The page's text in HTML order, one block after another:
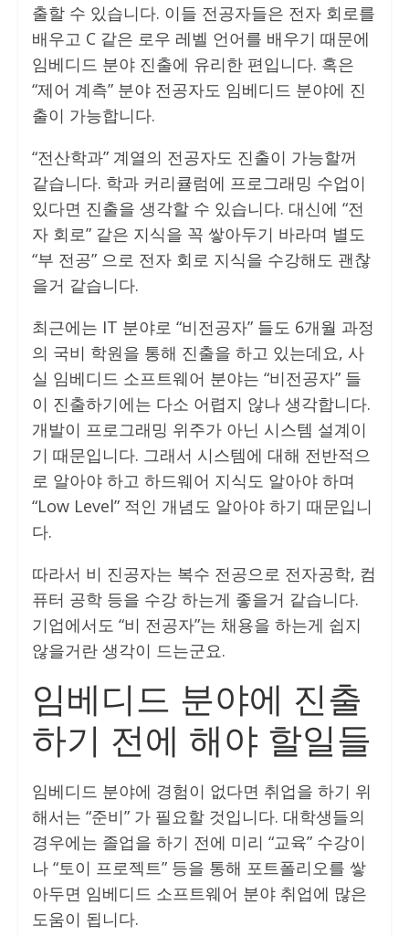
출할 수 있습니다. 이들 전공자들은 전자 회로를
배우고 C 같은 로우 레벨 언어를 배우기 때문에
임베디드 분야 진출에 유리한 편입니다. 혹은
“제어 계측” 분야 전공자도 임베디드 분야에 진
출이 가능합니다.
“전산학과” 계열의 전공자도 진출이 가능할꺼
같습니다. 학과 커리큘럼에 프로그래밍 수업이
있다면 진출을 생각할 수 있습니다. 대신에 “전
자 회로” 같은 지식을 꼭 쌓아두기 바라며 별도
“부 전공” 으로 전자 회로 지식을 수강해도 괜찮
을거 같습니다.
최근에는 IT 분야로 “비전공자” 들도 6개월 과정
의 국비 학원을 통해 진출을 하고 있는데요, 사
실 임베디드 소프트웨어 분야는 “비전공자” 들
이 진출하기에는 다소 어렵지 않나 생각합니다.
개발이 프로그래밍 위주가 아닌 시스템 설계이
기 때문입니다. 그래서 시스템에 대해 전반적으
로 알아야 하고 하드웨어 지식도 알아야 하며
“Low Level” 적인 개념도 알아야 하기 때문입니
다.
따라서 비 진공자는 복수 전공으로 전자공학, 컴
퓨터 공학 등을 수강 하는게 좋을거 같습니다.
기업에서도 “비 전공자”는 채용을 하는게 쉽지
않을거란 생각이 드는군요.
임베디드 분야에 진출
하기 전에 해야 할일들
임베디드 분야에 경험이 없다면 취업을 하기 위
해서는 “준비” 가 필요할 것입니다. 대학생들의
경우에는 졸업을 하기 전에 미리 “교육” 수강이
나 “토이 프로젝트” 등을 통해 포트폴리오를 쌓
아두면 임베디드 소프트웨어 분야 취업에 많은
도움이 됩니다.